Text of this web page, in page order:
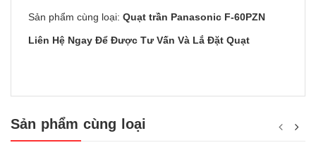
Sản phẩm cùng loại: Quạt trần Panasonic F-60PZN
Liên Hệ Ngay Để Được Tư Vấn Và Lắ Đặt Quạt
Sản phẩm cùng loại